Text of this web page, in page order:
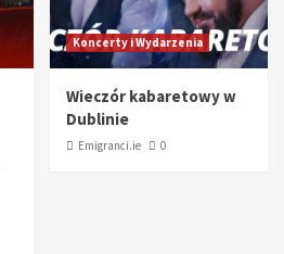
Koncerty i Wydarzenia
Wieczór kabaretowy w
Dublinie
Emigranci.ie 0